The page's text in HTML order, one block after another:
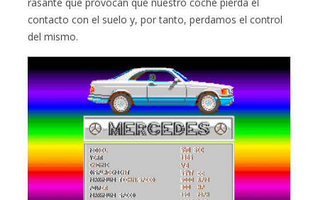
contacto con el suelo y, por tanto, perdamos el control
del mismo.